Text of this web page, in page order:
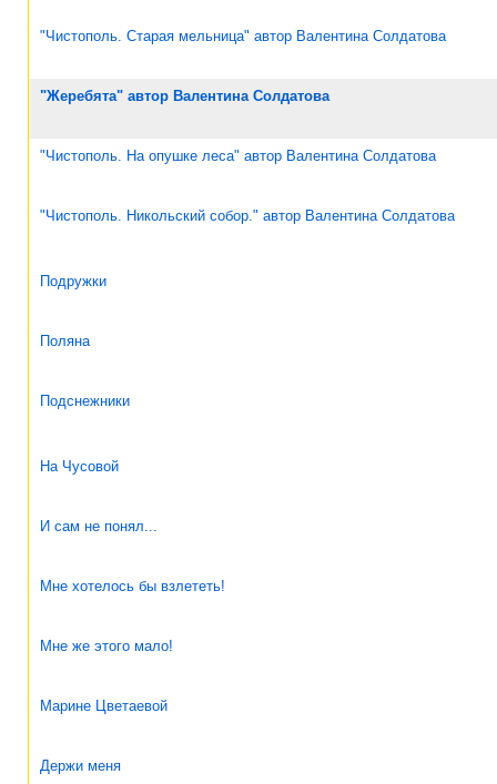
"Чистополь. Старая мельница" автор Валентина Солдатова
"Жеребята" автор Валентина Солдатова
"Чистополь. На опушке леса" автор Валентина Солдатова
"Чистополь. Никольский собор." автор Валентина Солдатова
Подружки
Поляна
Подснежники
На Чусовой
И сам не понял...
Мне хотелось бы взлететь!
Мне же этого мало!
Марине Цветаевой
Держи меня